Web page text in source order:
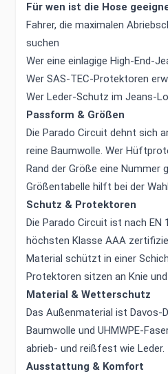
Für wen ist die Hose
Fahrer, die maximalen
suchen
Wer eine einlagige High-End-
Wer SAS-TEC-Protektoren
Wer Leder-Schutz im Jeans-
Passform & Größen
Die Parado Circuit dehnt sich
reine Baumwolle. Wer
Rand der Größe eine Nummer
Größentabelle hilft bei der
Schutz & Protektoren
Die Parado Circuit ist nach EN
höchsten Klasse AAA
Material schützt in einer
Protektoren sitzen an Knie
Material & Wetterschutz
Das Außenmaterial ist Davos-
Baumwolle und UHMWPE-
abrieb- und reißfest wie Leder.
Ausstattung & Komfort